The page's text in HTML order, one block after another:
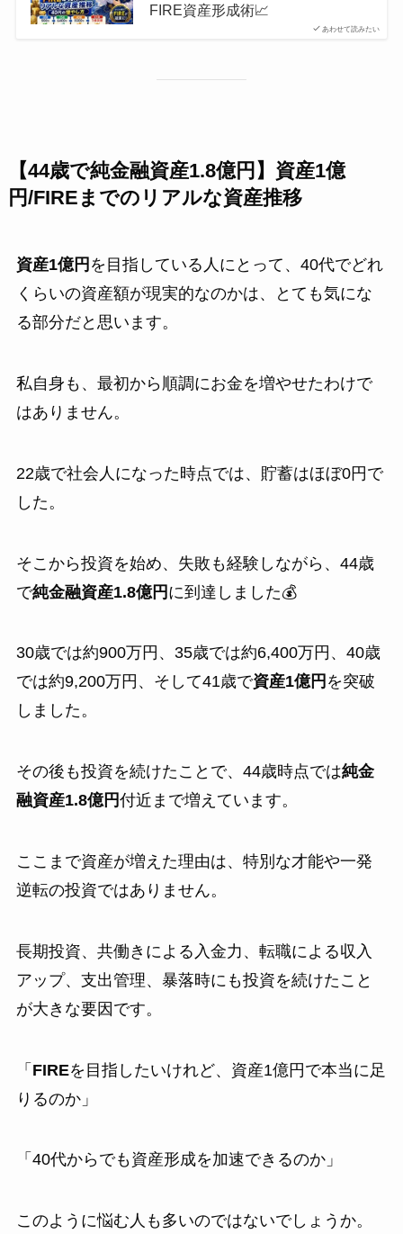
あわせて読みたい
FIRE資産形成術📈
【44歳で純金融資産1.8億円】資産1億
円/FIREまでのリアルな資産推移
資産1億円 を目指している人にとって、40代でどれ
くらいの資産額が現実的なのかは、とても気にな
る部分だと思います。
私自身も、最初から順調にお金を増やせたわけで
はありません。
22歳で社会人になった時点では、貯蓄はほぼ0円で
した。
そこから投資を始め、失敗も経験しながら、44歳
で純金融資産1.8億円 に到達しました💰
30歳では約900万円、35歳では約6,400万円、40歳
では約9,200万円、そして41歳で資産1億円 を突破
しました。
その後も投資を続けたことで、44歳時点では純金
融資産1.8億円付近まで増えています。
ここまで資産が増えた理由は、特別な才能や一発
逆転の投資ではありません。
長期投資、共働きによる入金力、転職による収入
アップ、支出管理、暴落時にも投資を続けたこと
が大きな要因です。
「 FIREを目指したいけれど、資産1億円で本当に足
りるのか」
「40代からでも資産形成を加速できるのか」
このように悩む人も多いのではないでしょうか。